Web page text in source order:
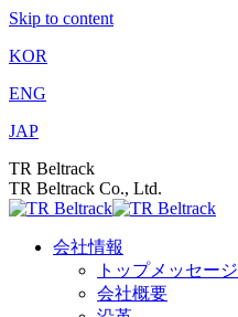
Skip to content
KOR
ENG
JAP
TR Beltrack
TR Beltrack Co., Ltd.
会社情報
トップメッセージ
会社概要